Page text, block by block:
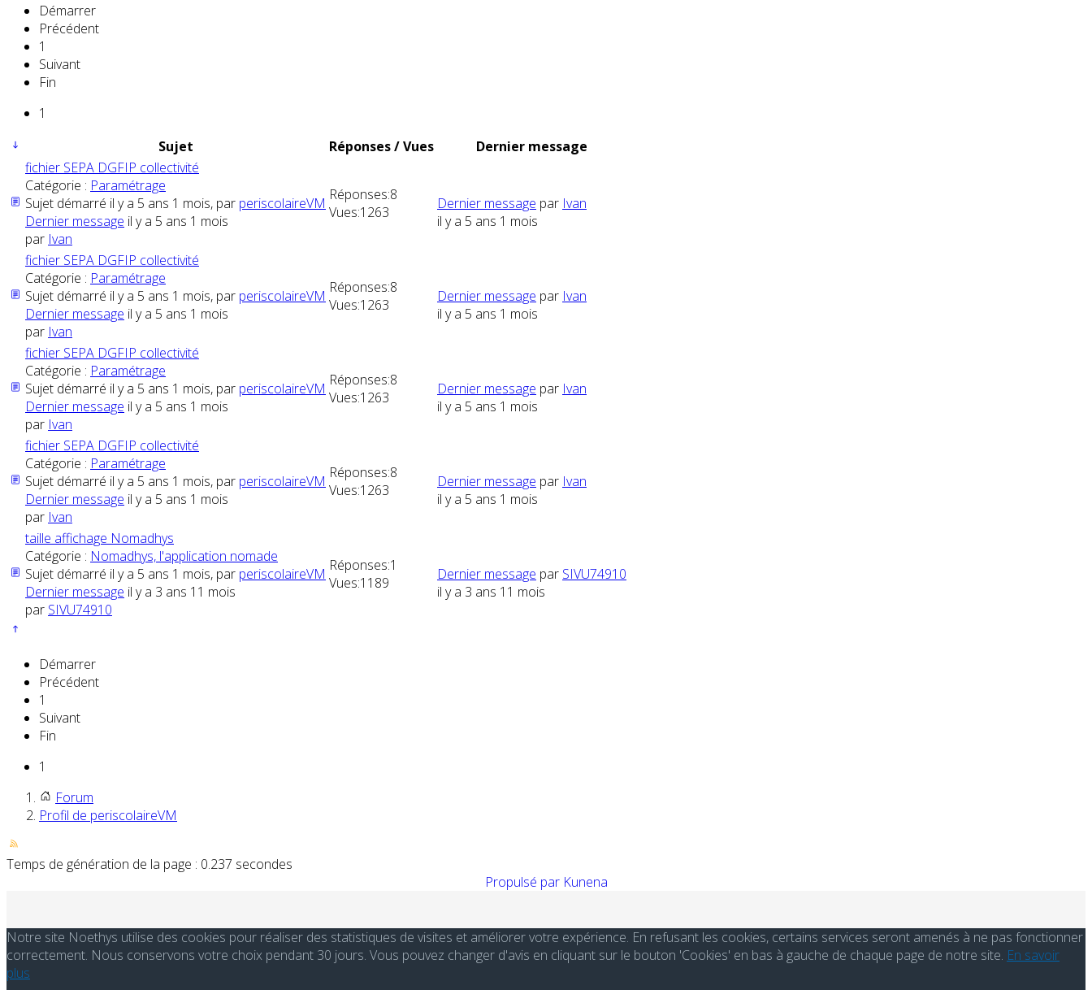
Démarrer
Précédent
1
Suivant
Fin
1
Sujet
Réponses / Vues
Dernier message
fichier SEPA DGFIP collectivité
Catégorie : Paramétrage
Sujet démarré il y a 5 ans 1 mois, par periscolaireVM
Dernier message il y a 5 ans 1 mois
par Ivan
Réponses:8
Vues:1263 Dernier message par Ivan
il y a 5 ans 1 mois
fichier SEPA DGFIP collectivité
Catégorie : Paramétrage
Sujet démarré il y a 5 ans 1 mois, par periscolaireVM
Dernier message il y a 5 ans 1 mois
par Ivan
Réponses:8
Vues:1263 Dernier message par Ivan
il y a 5 ans 1 mois
fichier SEPA DGFIP collectivité
Catégorie : Paramétrage
Sujet démarré il y a 5 ans 1 mois, par periscolaireVM
Dernier message il y a 5 ans 1 mois
par Ivan
Réponses:8
Vues:1263 Dernier message par Ivan
il y a 5 ans 1 mois
fichier SEPA DGFIP collectivité
Catégorie : Paramétrage
Sujet démarré il y a 5 ans 1 mois, par periscolaireVM
Dernier message il y a 5 ans 1 mois
par Ivan
Réponses:8
Vues:1263 Dernier message par Ivan
il y a 5 ans 1 mois
taille affichage Nomadhys
Catégorie : Nomadhys, l'application nomade
Sujet démarré il y a 5 ans 1 mois, par periscolaireVM
Dernier message il y a 3 ans 11 mois
par SIVU74910
Réponses:1
Vues:1189 Dernier message par SIVU74910
il y a 3 ans 11 mois
Démarrer
Précédent
1
Suivant
Fin
1
Forum
Profil de periscolaireVM
Temps de génération de la page : 0.237 secondes
Propulsé par Kunena
Notre site Noethys utilise des cookies pour réaliser des statistiques de visites et améliorer votre expérience. En refusant les cookies, certains services seront amenés à ne pas fonctionner
correctement. Nous conservons votre choix pendant 30 jours. Vous pouvez changer d'avis en cliquant sur le bouton 'Cookies' en bas à gauche de chaque page de notre site. En savoir
plus